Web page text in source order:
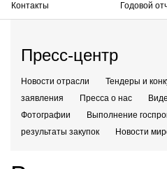
Контакты Годовой
Пресс-центр
Новости отрасли Тендеры и
заявления
Пресса о нас
Фотографии
Выполнение
результаты закупок
Новости